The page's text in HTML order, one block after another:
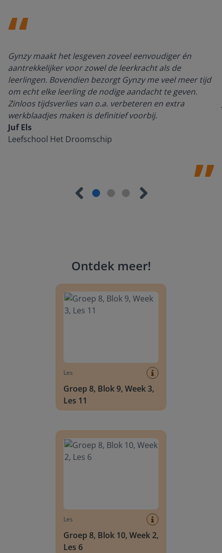
Gynzy maakt het lesgeven zoveel eenvoudiger én
aantrekkelijker voor zowel de leerkracht als de
leerlingen. Bovendien bezorgt Gynzy me veel meer tijd
om echt elke leerling de nodige aandacht te geven.
Zinloos tijdsverlies van o.a. verbeteren en extra
werkblaadjes maken is definitief voorbij.
Juf Els
Leefschool Het Droomschip
Ontdek meer!
Les
Groep 8, Blok 9, Week 3,
Les 11
Les
Groep 8, Blok 10, Week 2,
Les 6